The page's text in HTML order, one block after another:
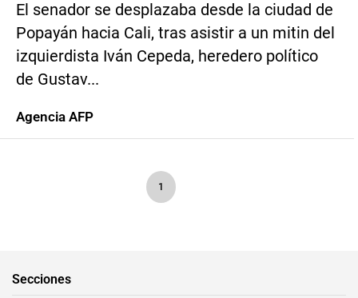
El senador se desplazaba desde la ciudad de
Popayán hacia Cali, tras asistir a un mitin del
izquierdista Iván Cepeda, heredero político
de Gustav...
Agencia AFP
1
Secciones